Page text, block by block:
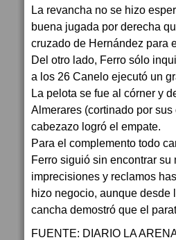
La revancha no se hizo
buena jugada por derecha
cruzado de Hernández para
Del otro lado, Ferro sólo
a los 26 Canelo ejecutó un
La pelota se fue al córner y
Almerares (cortinado por
cabezazo logró el empate.
Para el complemento todo
Ferro siguió sin encontrar
imprecisiones y reclamos
hizo negocio, aunque desde
cancha demostró que el
FUENTE: DIARIO LA